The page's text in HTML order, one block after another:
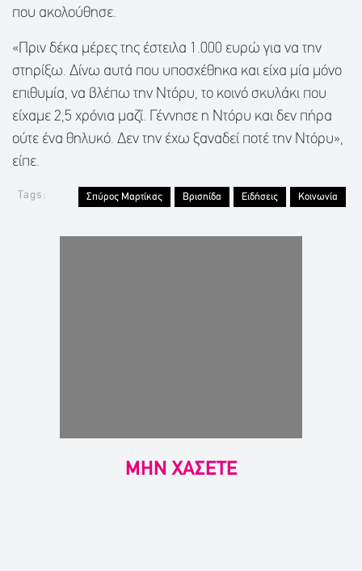
που ακολούθησε.
«Πριν δέκα μέρες της έστειλα 1.000 ευρώ για να την
στηρίξω. Δίνω αυτά που υποσχέθηκα και είχα μία μόνο
επιθυμία, να βλέπω την Ντόρυ, το κοινό σκυλάκι που
είχαμε 2,5 χρόνια μαζί. Γέννησε η Ντόρυ και δεν πήρα
ούτε ένα θηλυκό. Δεν την έχω ξαναδεί ποτέ την Ντόρυ»,
είπε.
Tags: Σπύρος Μαρτίκας Βρισηίδα Ειδήσεις Κοινωνία
ΜΗΝ ΧΑΣΕΤΕ